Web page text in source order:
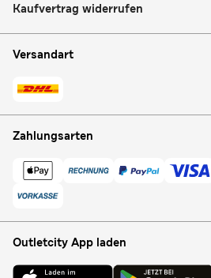
Kaufvertrag widerrufen
Versandart
Zahlungsarten
Outletcity App laden